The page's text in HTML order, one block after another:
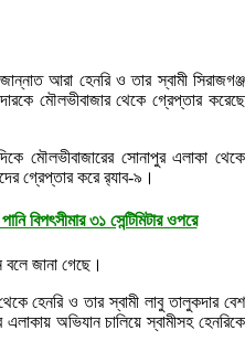
আরা হেনরি ও তার স্বামী সিরাজগঞ্জ
মৌলভীবাজার থেকে গ্রেপ্তার করেছে
মৌলভীবাজারের সোনাপুর এলাকা থেকে
গ্রেপ্তার করে র‌্যাব-৯।
বিপৎসীমার ৩১ সেন্টিমিটার ওপরে
বলে জানা গেছে।
হেনরি ও তার স্বামী লাবু তালুকদার বেশ
অভিযান চালিয়ে স্বামীসহ হেনরিকে